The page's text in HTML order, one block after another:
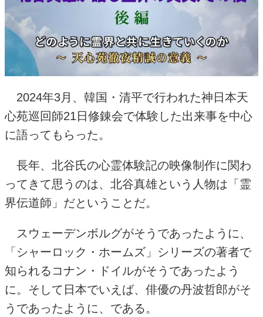
2024年3月、韓国・清平で行われた神日本天
心苑巡回師21日修錬会で体験した出来事を中心
に語ってもらった。
長年、北谷氏の心霊体験記の映像制作に関わ
ってきて思うのは、北谷真雄という人物は「霊
界伝道師」だということだ。
スウェーデンボルグがそうであったように、
「シャーロック・ホームズ」シリーズの著者で
知られるコナン・ドイルがそうであったよう
に。そして日本でいえば、俳優の丹波哲郎がそ
うであったように、である。